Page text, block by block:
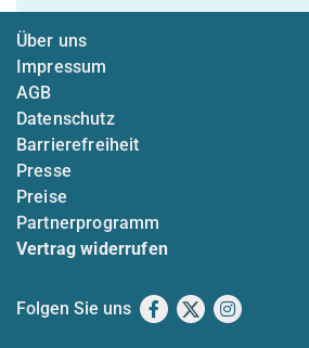
Über uns
Impressum
AGB
Datenschutz
Barrierefreiheit
Presse
Preise
Partnerprogramm
Vertrag widerrufen
Folgen Sie uns Facebook
X Instagram